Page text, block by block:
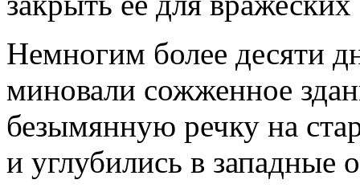
Немногим более десяти
миновали сожженное
безымянную речку на
и углубились в западные